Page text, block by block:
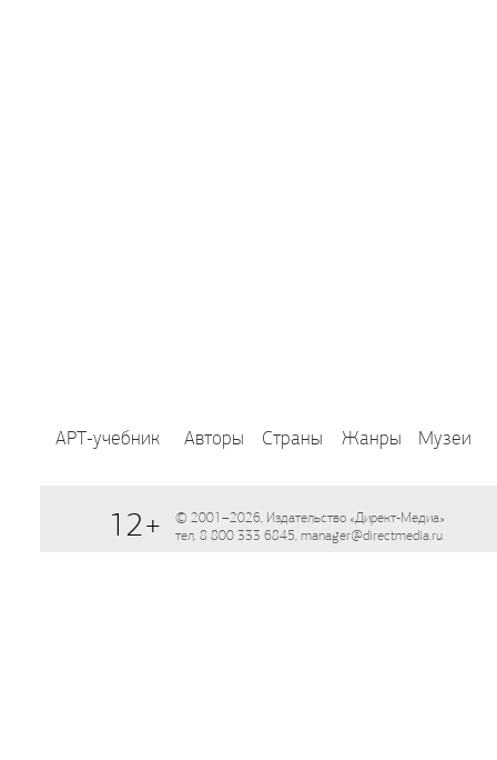
АРТ-учебник Авторы Страны Жанры Музеи
12+
© 2001–2026, Издательство «Директ-Медиа»
тел. 8 800 333 6845, manager@directmedia.ru